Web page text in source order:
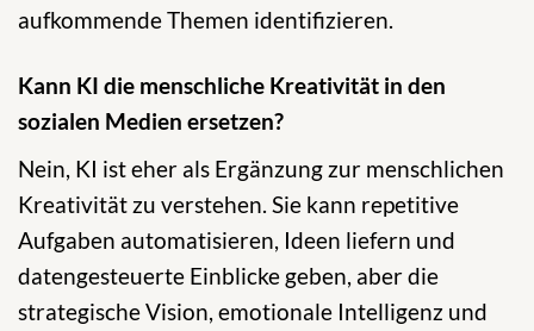
aufkommende Themen identifizieren.
Kann KI die menschliche Kreativität in den
sozialen Medien ersetzen?
Nein, KI ist eher als Ergänzung zur menschlichen
Kreativität zu verstehen. Sie kann repetitive
Aufgaben automatisieren, Ideen liefern und
datengesteuerte Einblicke geben, aber die
strategische Vision, emotionale Intelligenz und